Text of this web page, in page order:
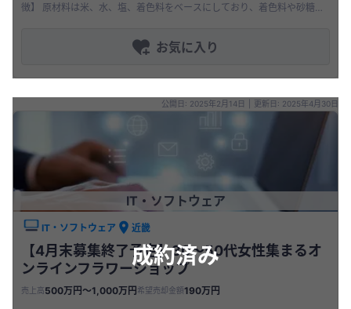
徴】 原材料は米、水、塩、着色料をベースにしており、着色料や砂糖を
お気に入り
成約済み
公開日: 2025年2月14日 更新日: 2025年4月30日
IT・ソフトウェア
IT・ソフトウェア 近畿
【4月末募集終了予定】30～50代女性集まるオ
ンラインフラワーショップ
売上高500万円〜1,000万円 希望売却金額190万円